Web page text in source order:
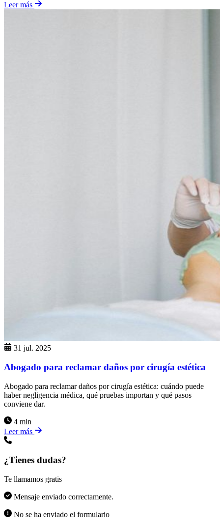
Leer más
31 jul. 2025
Abogado para reclamar daños por cirugía estética
Abogado para reclamar daños por cirugía estética: cuándo puede
haber negligencia médica, qué pruebas importan y qué pasos
conviene dar.
4 min
Leer más
¿Tienes dudas?
Te llamamos gratis
Mensaje enviado correctamente.
No se ha enviado el formulario